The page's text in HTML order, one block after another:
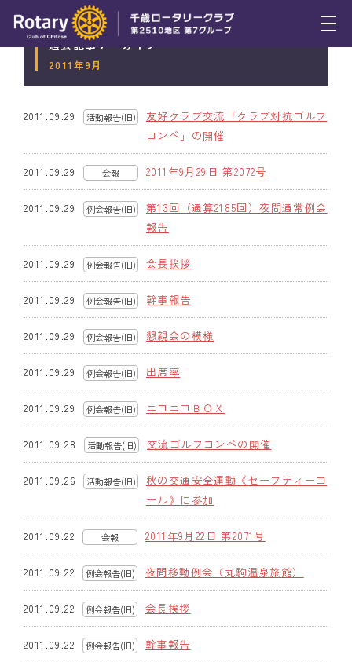
トピックス
理事会報告
スケジュール
年間プログラム
クラブのあゆみ
クラブの歴史
歴代会長・幹事
記念誌
案内
リンク集
情報公開
入会のご案内
過去記事アーカイブ
2011年9月
2011.09.29 活動報告(旧)
友好クラブ交流「クラブ対抗ゴルフ
コンペ」の開催
2011.09.29 会報 2011年9月29日 第2072号
2011.09.29 例会報告(旧)
第13回（通算2185回）夜間通常例会
報告
2011.09.29 例会報告(旧) 会長挨拶
2011.09.29 例会報告(旧) 幹事報告
2011.09.29 例会報告(旧) 懇親会の模様
2011.09.29 例会報告(旧) 出席率
2011.09.29 例会報告(旧) ニコニコＢＯＸ
2011.09.28 活動報告(旧) 交流ゴルフコンペの開催
2011.09.26 活動報告(旧)
秋の交通安全運動《セーフティーコ
ール》に参加
2011.09.22 会報 2011年9月22日 第2071号
2011.09.22 例会報告(旧) 夜間移動例会（丸駒温泉旅館）
2011.09.22 例会報告(旧) 会長挨拶
2011.09.22 例会報告(旧) 幹事報告